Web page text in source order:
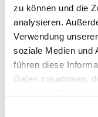
zu können und die
analysieren.
Verwendung
soziale Medien und
führen diese
Daten zusammen,